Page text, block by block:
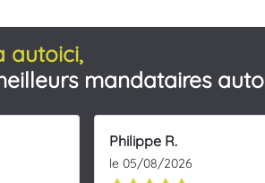
autoici,
mandataires auto
Philippe R.
le 05/08/2026